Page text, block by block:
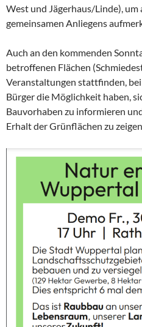
West und Jägerhaus/Linde),
gemeinsamen Anliegens
Auch an den kommenden
betroffenen Flächen
Veranstaltungen stattfinden,
Bürger die Möglichkeit haben,
Bauvorhaben zu informieren
Erhalt der Grünflächen zu zeigen.